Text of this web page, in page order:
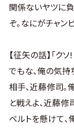
関係ないヤツに
ぞ｡なにがチャン
【征矢の話】｢ク
でもな､俺の気持
相手､近藤修司｡
と戦えよ､近藤修
ベルトを懸けて､